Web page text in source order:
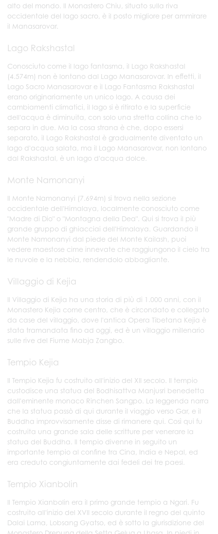
alto del mondo. Il Monastero Chiu, situato sulla riva
occidentale del lago sacro, è il posto migliore per ammirare
il Manasarovar.
Lago Rakshastal
Conosciuto come il lago fantasma, il Lago Rakshastal
(4.574m) non è lontano dal Lago Manasarovar. In effetti, il
Lago Sacro Manasarovar e il Lago Fantasma Rakshastal
erano originariamente un unico lago. A causa dei
cambiamenti climatici, il lago si è ritirato e la superficie
dell'acqua è diminuita, con solo una stretta collina che lo
separa in due. Ma la cosa strana è che, dopo essersi
separato, il Lago Rakshastal è gradualmente diventato un
lago d'acqua salata, ma il Lago Manasarovar, non lontano
dal Rakshastal, è un lago d'acqua dolce.
Monte Namonanyi
Il Monte Namonanyi (7.694m) si trova nella sezione
occidentale dell'Himalaya, localmente conosciuto come
"Madre di Dio" o "Montagna della Dea". Qui si trova il più
grande gruppo di ghiacciai dell'Himalaya. Guardando il
Monte Namonanyi dal piede del Monte Kailash, puoi
vedere maestose cime innevate che raggiungono il cielo tra
le nuvole e la nebbia, rendendolo abbagliante.
Villaggio di Kejia
Il Villaggio di Kejia ha una storia di più di 1.000 anni, con il
Monastero Kejia come centro, che è circondato e collegato
da case del villaggio, dove l'antica Opera Tibetana Kejia è
stata tramandata fino ad oggi, ed è un villaggio millenario
sulle rive del Fiume Mabja Zangbo.
Tempio Kejia
Il Tempio Kejia fu costruito all'inizio del XII secolo. Il tempio
custodisce una statua del Bodhisattva Manjusri benedetta
dall'eminente monaco Rinchen Sangpo. La leggenda narra
che la statua passò di qui durante il viaggio verso Gar, e il
Buddha improvvisamente disse di rimanere qui. Così qui fu
costruita una grande sala delle scritture per venerare la
statua del Buddha. Il tempio divenne in seguito un
importante tempio al confine tra Cina, India e Nepal, ed
era creduto congiuntamente dai fedeli dei tre paesi.
Tempio Xianbolin
Il Tempio Xianbolin era il primo grande tempio a Ngari. Fu
costruito all'inizio del XVII secolo durante il regno del quinto
Dalai Lama, Lobsang Gyatso, ed è sotto la giurisdizione del